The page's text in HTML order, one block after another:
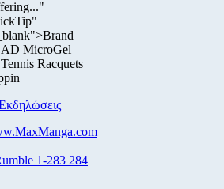
MicroGel
Racquets
1-283 284